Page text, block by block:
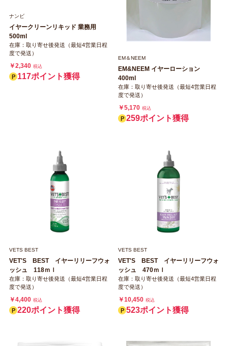
ナンビ
イヤークリーンリキッド 業務用
500ml
在庫：取り寄せ後発送（最短4営業日程
度で発送）
￥2,340 税込
117ポイント獲得
EM＆NEEM
EM&NEEM イヤーローション
400ml
在庫：取り寄せ後発送（最短4営業日程
度で発送）
￥5,170 税込
259ポイント獲得
VETS BEST
VET'S BEST イヤーリリーフウォ
ッシュ 118ｍｌ
在庫：取り寄せ後発送（最短4営業日程
度で発送）
￥4,400 税込
220ポイント獲得
VETS BEST
VET'S BEST イヤーリリーフウォ
ッシュ 470ｍｌ
在庫：取り寄せ後発送（最短4営業日程
度で発送）
￥10,450 税込
523ポイント獲得